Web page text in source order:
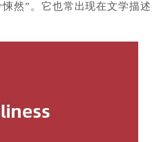
悚然”。它也常出现在文学描述